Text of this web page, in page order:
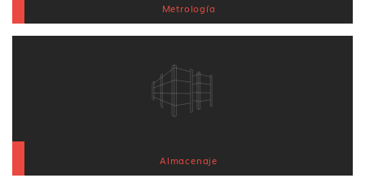
Metrología
Almacenaje